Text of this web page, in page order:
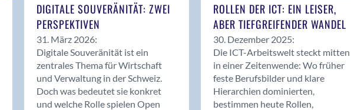
Bronschhofen
Bubendorf
DIGITALE SOUVERÄNITÄT: ZWEI
PERSPEKTIVEN
31. März 2026:
Digitale Souveränität ist ein
zentrales Thema für Wirtschaft
und Verwaltung in der Schweiz.
Doch was bedeutet sie konkret
und welche Rolle spielen Open
ROLLEN DER ICT: EIN LEISER,
ABER TIEFGREIFENDER WANDEL
30. Dezember 2025:
Die ICT-Arbeitswelt steckt mitten
in einer Zeitenwende: Wo früher
feste Berufsbilder und klare
Hierarchien dominierten,
bestimmen heute Rollen,